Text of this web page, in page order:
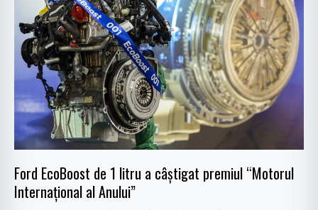
Ford EcoBoost de 1 litru a câştigat premiul “Motorul
Internaţional al Anului”
litru
câştigat
premiul
“Motorul
Internaţional
al